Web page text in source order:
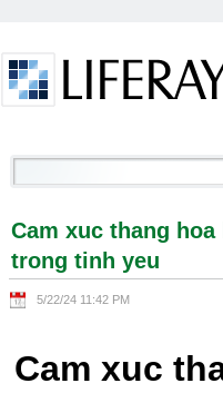
Cam xuc thang hoa la
Cam xuc thang
trong tinh yeu
5/22/24 11:42 PM
Cam xuc